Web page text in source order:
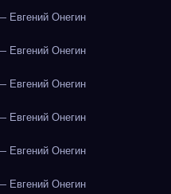
Евгений Онегин
Евгений Онегин
Евгений Онегин
Евгений Онегин
Евгений Онегин
Евгений Онегин